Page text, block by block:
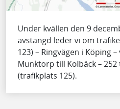
Under kvällen den 9
avstängd leder vi om
123) – Ringvägen i Köping
Munktorp till Kolbäck –
(trafikplats 125).